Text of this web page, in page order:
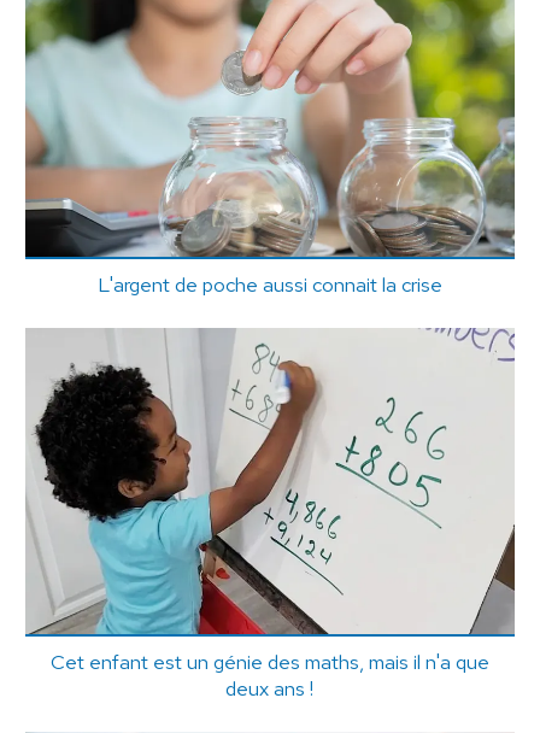
L'argent de poche aussi connait la crise
Cet enfant est un génie des maths, mais il n'a que
deux ans !